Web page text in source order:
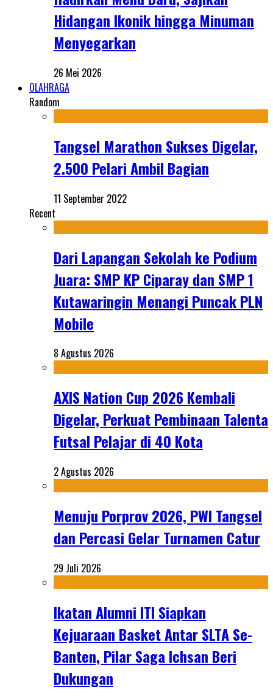
Hidangan Ikonik hingga Minuman
Menyegarkan
26 Mei 2026
OLAHRAGA
Random
Tangsel Marathon Sukses Digelar,
2.500 Pelari Ambil Bagian
11 September 2022
Recent
Dari Lapangan Sekolah ke Podium
Juara: SMP KP Ciparay dan SMP 1
Kutawaringin Menangi Puncak PLN
Mobile
8 Agustus 2026
AXIS Nation Cup 2026 Kembali
Digelar, Perkuat Pembinaan Talenta
Futsal Pelajar di 40 Kota
2 Agustus 2026
Menuju Porprov 2026, PWI Tangsel
dan Percasi Gelar Turnamen Catur
29 Juli 2026
Ikatan Alumni ITI Siapkan
Kejuaraan Basket Antar SLTA Se-
Banten, Pilar Saga Ichsan Beri
Dukungan